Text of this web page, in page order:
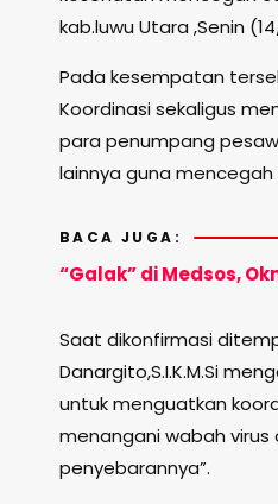
kab.luwu Utara ,Senin
Pada kesempatan
Koordinasi sekaligus
para penumpang
lainnya guna
BACA JUGA:
“Galak” di Medsos,
Saat dikonfirmasi
Danargito,S.I.K.M.Si
untuk menguatkan
menangani wabah virus
penyebarannya”.